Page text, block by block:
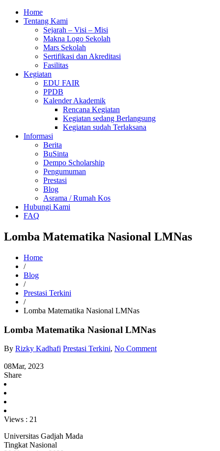
Home
Tentang Kami
Sejarah – Visi – Misi
Makna Logo Sekolah
Mars Sekolah
Sertifikasi dan Akreditasi
Fasilitas
Kegiatan
EDU FAIR
PPDB
Kalender Akademik
Rencana Kegiatan
Kegiatan sedang Berlangsung
Kegiatan sudah Terlaksana
Informasi
Berita
BuSinta
Dempo Scholarship
Pengumuman
Prestasi
Blog
Asrama / Rumah Kos
Hubungi Kami
FAQ
Lomba Matematika Nasional LMNas
Home
/
Blog
/
Prestasi Terkini
/
Lomba Matematika Nasional LMNas
Lomba Matematika Nasional LMNas
By Rizky Kadhafi Prestasi Terkini, No Comment
08Mar, 2023
Share
Views : 21
Universitas Gadjah Mada
Tingkat Nasional